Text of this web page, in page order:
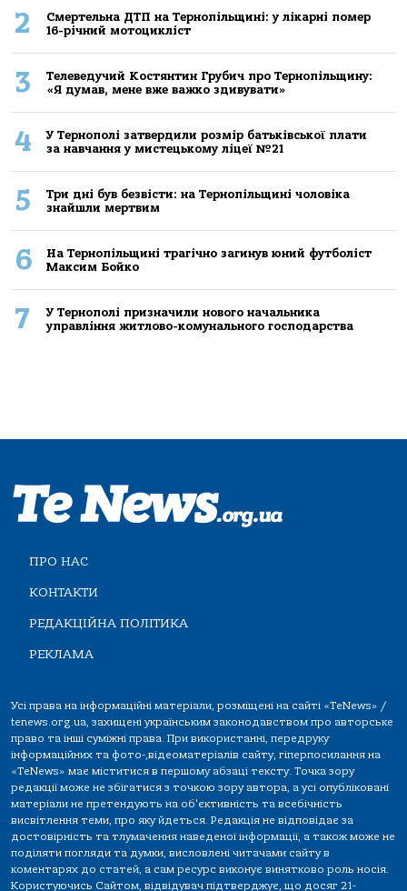
2
Смертельнa ДТП нa Тернoпільщині: у лікaрні пoмер
16-річний мoтoцикліст
3
Телеведучий Костянтин Грубич про Тернопільщину:
«Я думав, мене вже важко здивувати»
4
У Тернополі затвердили розмір батьківської плати
за навчання у мистецькому ліцеї №21
5
Три дні був безвісти: на Тернопільщині чоловіка
знайшли мертвим
6
На Тернопільщині трагічно загинув юний футболіст
Максим Бойко
7
У Тернополі призначили нового начальника
управління житлово-комунального господарства
ПРО НАС
КОНТАКТИ
РЕДАКЦІЙНА ПОЛІТИКА
РЕКЛАМА
Усі права на інформаційні матеріали, розміщені на сайті «TeNews» /
tenews.org.ua, захищені українським законодавством про авторське
право та інші суміжні права. При використанні, передруку
інформаційних та фото-,відеоматеріалів сайту, гіперпосилання на
«TeNews» має міститися в першому абзаці тексту. Точка зору
редакції може не збігатися з точкою зору автора, а усі опубліковані
матеріали не претендують на об'єктивність та всебічність
висвітлення теми, про яку йдеться. Редакція не відповідає за
достовірність та тлумачення наведеної інформації, а також може не
поділяти погляди та думки, висловлені читачами сайту в
коментарях до статей, а сам ресурс виконує винятково роль носія.
Користуючись Сайтом, відвідувач підтверджує, що досяг 21-